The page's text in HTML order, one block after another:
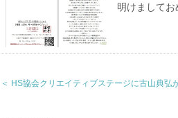
明けましてお
＜ HS協会クリエイティブステージに古山典弘